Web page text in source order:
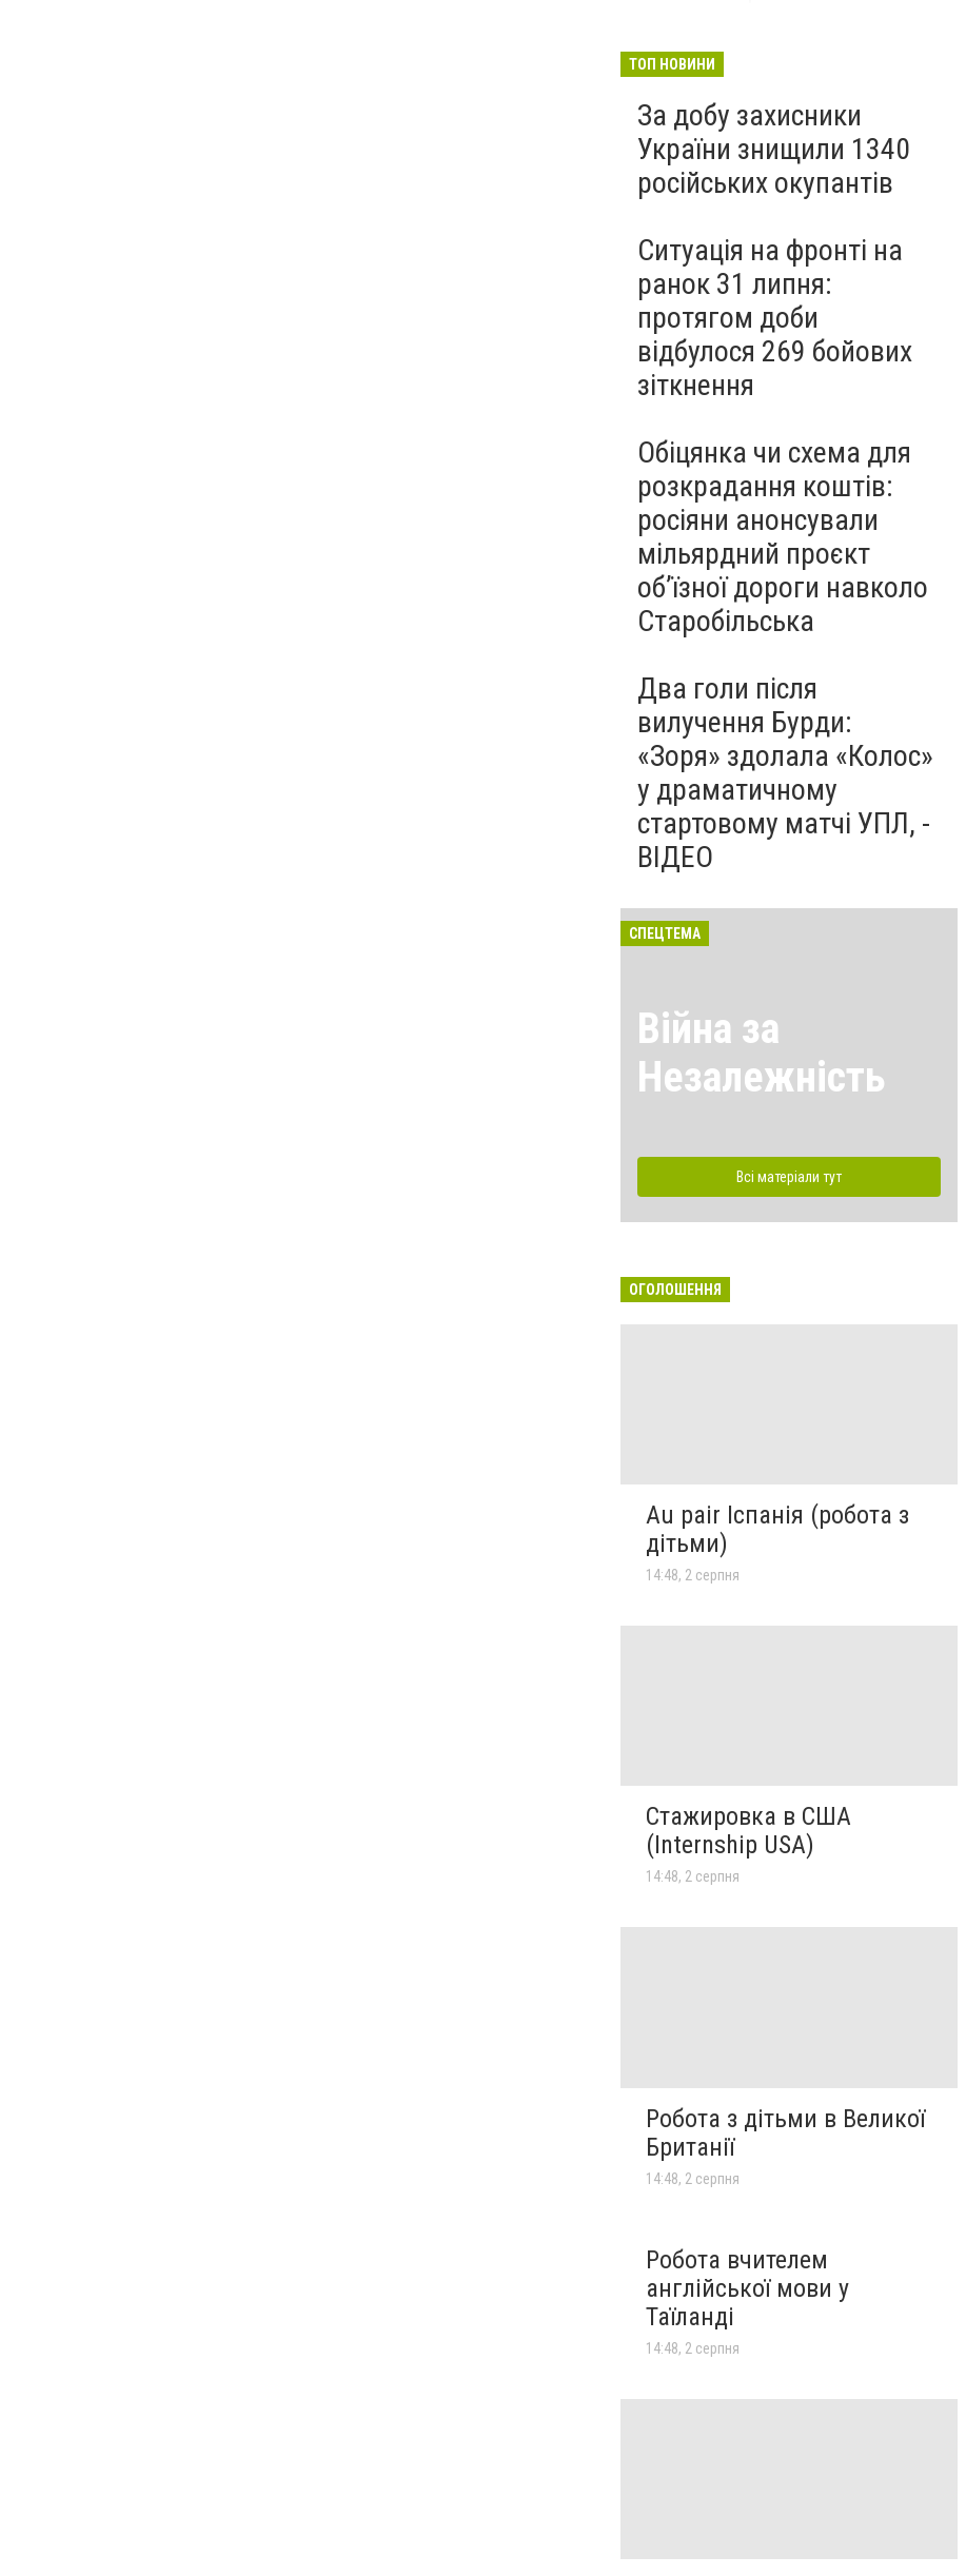
ТОП НОВИНИ
За добу захисники
України знищили 1340
російських окупантів
Ситуація на фронті на
ранок 31 липня:
протягом доби
відбулося 269 бойових
зіткнення
Обіцянка чи схема для
розкрадання коштів:
росіяни анонсували
мільярдний проєкт
об’їзної дороги навколо
Старобільська
Два голи після
вилучення Бурди:
«Зоря» здолала «Колос»
у драматичному
стартовому матчі УПЛ, -
ВІДЕО
СПЕЦТЕМА
Війна за
Незалежність
Всі матеріали тут
ОГОЛОШЕННЯ
Au pair Іспанія (робота з
дітьми)
14:48, 2 серпня
Стажировка в США
(Internship USA)
14:48, 2 серпня
Робота з дітьми в Великої
Британії
14:48, 2 серпня
Робота вчителем
англійської мови у
Таїланді
14:48, 2 серпня